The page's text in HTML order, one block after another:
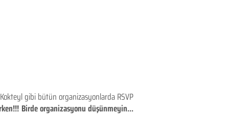
Kokteyl gibi bütün organizasyonlarda RSVP
Birde organizasyonu düşünmeyin...